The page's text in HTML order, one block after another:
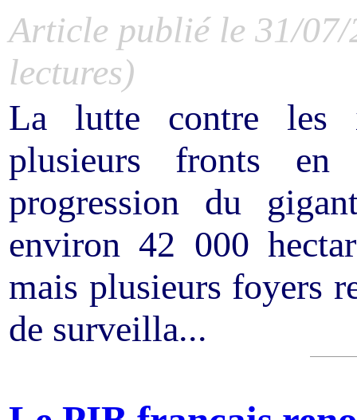
Article publié le 31/
lectures)
La lutte contre les
plusieurs fronts
progression du
environ 42 000
mais plusieurs foyers
de surveilla...